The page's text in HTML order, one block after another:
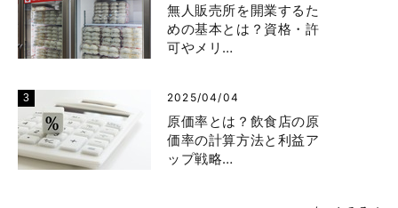
無人販売所を開業するた
めの基本とは？資格・許
可やメリ…
2025/04/04
原価率とは？飲食店の原
価率の計算方法と利益ア
ップ戦略…